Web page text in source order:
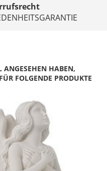
ANGESEHEN HABEN,
FOLGENDE PRODUKTE